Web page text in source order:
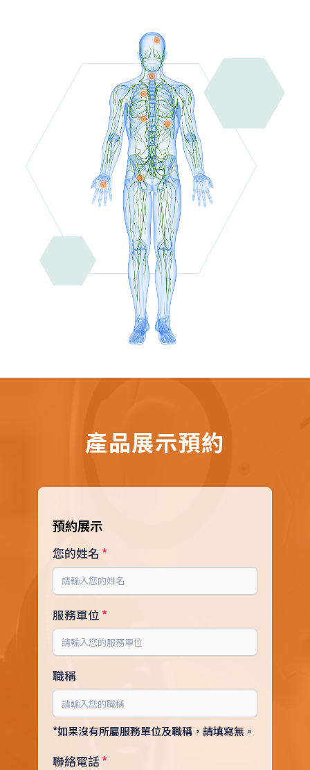
產品展示預約
預約展示
您的姓名
服務單位
職稱
*如果沒有所屬服務單位及職稱，請填寫無。
聯絡電話